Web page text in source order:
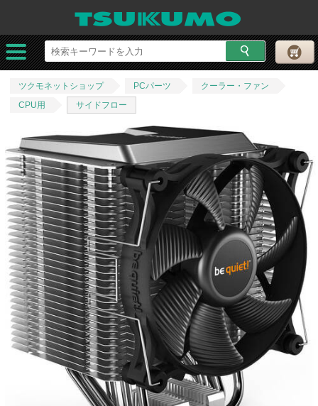
ツクモネットショップ PCパーツ
クーラー・ファン
CPU用
サイドフロー